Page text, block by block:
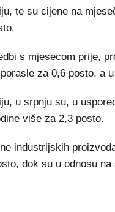
te su cijene na
s mjesecom prije,
za 0,6 posto, a
u srpnju su, u
više za 2,3 posto.
industrijskih
dok su u odnosu